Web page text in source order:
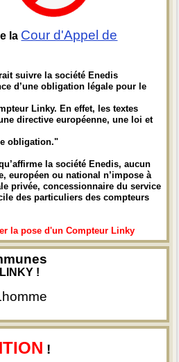
la Cour d'Appel de
suivre la société Enedis
d’une obligation légale pour le
Linky. En effet, les textes
directive européenne, une loi et
obligation."
la société Enedis, aucun
européen ou national n’impose à
privée, concessionnaire du service
des particuliers des compteurs
la pose d'un Compteur Linky
!
!